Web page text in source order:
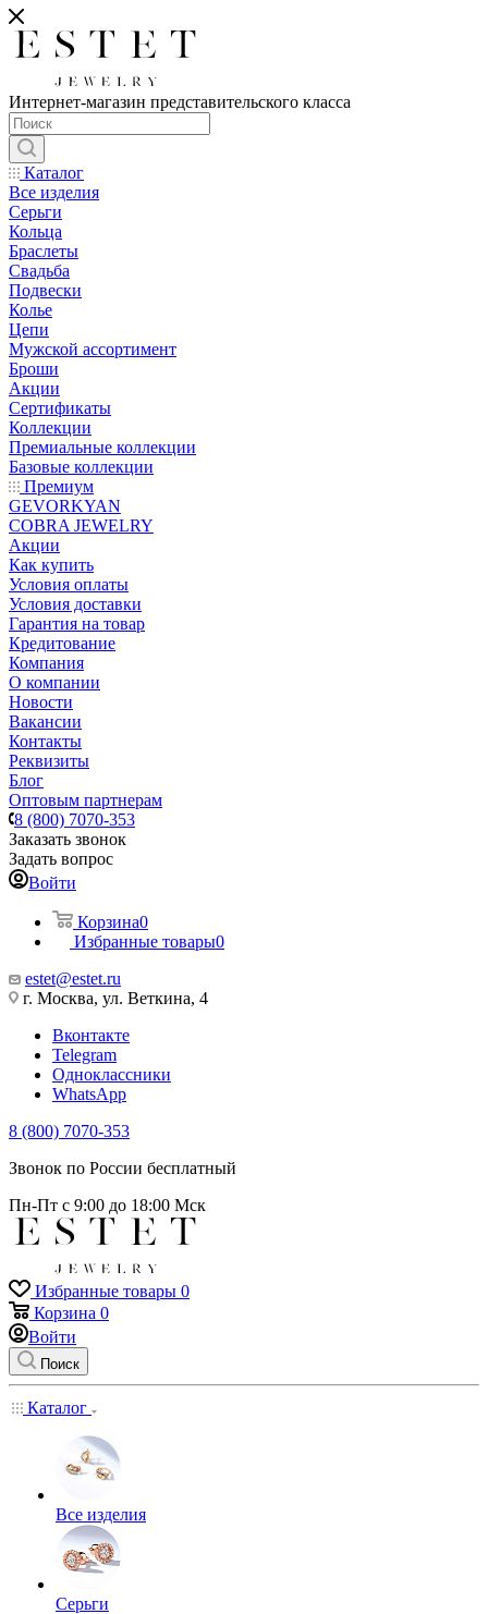
Интернет-магазин представительского класса
Каталог
Все изделия
Серьги
Кольца
Браслеты
Свадьба
Подвески
Колье
Цепи
Мужской ассортимент
Броши
Акции
Сертификаты
Коллекции
Премиальные коллекции
Базовые коллекции
Премиум
GEVORKYAN
COBRA JEWELRY
Акции
Как купить
Условия оплаты
Условия доставки
Гарантия на товар
Кредитование
Компания
О компании
Новости
Вакансии
Контакты
Реквизиты
Блог
Оптовым партнерам
8 (800) 7070-353
Заказать звонок
Задать вопрос
Войти
Корзина0
Избранные товары0
estet@estet.ru
г. Москва, ул. Веткина, 4
Вконтакте
Telegram
Одноклассники
WhatsApp
8 (800) 7070-353
Звонок по России бесплатный
Пн-Пт с 9:00 до 18:00 Мск
Избранные товары 0
Корзина 0
Войти
Поиск
Каталог
Все изделия
Серьги